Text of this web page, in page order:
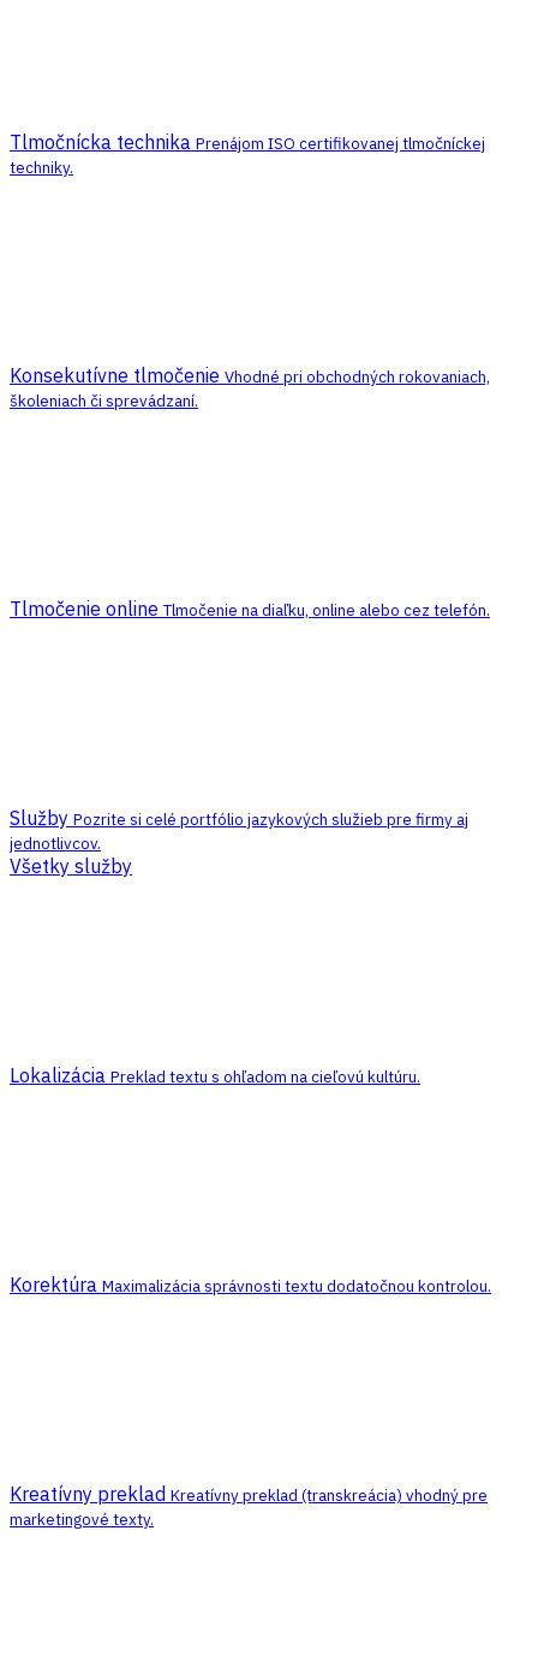
Tlmočnícka technika Prenájom ISO certifikovanej tlmočníckej
techniky.
Konsekutívne tlmočenie Vhodné pri obchodných rokovaniach,
školeniach či sprevádzaní.
Tlmočenie online Tlmočenie na diaľku, online alebo cez telefón.
Služby Pozrite si celé portfólio jazykových služieb pre firmy aj
jednotlivcov.
Všetky služby
Lokalizácia Preklad textu s ohľadom na cieľovú kultúru.
Korektúra Maximalizácia správnosti textu dodatočnou kontrolou.
Kreatívny preklad Kreatívny preklad (transkreácia) vhodný pre
marketingové texty.